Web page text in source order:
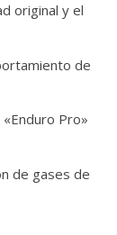
original y el
de
Pro»
de gases de